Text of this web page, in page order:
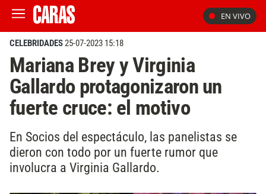
EN VIVO
CELEBRIDADES25-07-2023 15:18
Mariana Brey y Virginia
Gallardo protagonizaron un
fuerte cruce: el motivo
En Socios del espectáculo, las panelistas se
dieron con todo por un fuerte rumor que
involucra a Virginia Gallardo.